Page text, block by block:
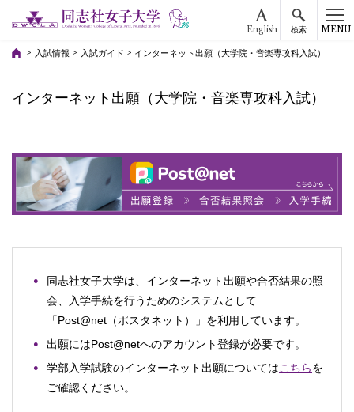
English 検索 MENU
入試情報 入試ガイド インターネット出願（大学院・音楽専攻科入試）
インターネット出願（大学院・音楽専攻科入試）
同志社女子大学は、インターネット出願や合否結果の照
会、入学手続を行うためのシステムとして
「Post@net（ポスタネット）」を利用しています。
出願にはPost@netへのアカウント登録が必要です。
学部入学試験のインターネット出願についてはこちらを
ご確認ください。